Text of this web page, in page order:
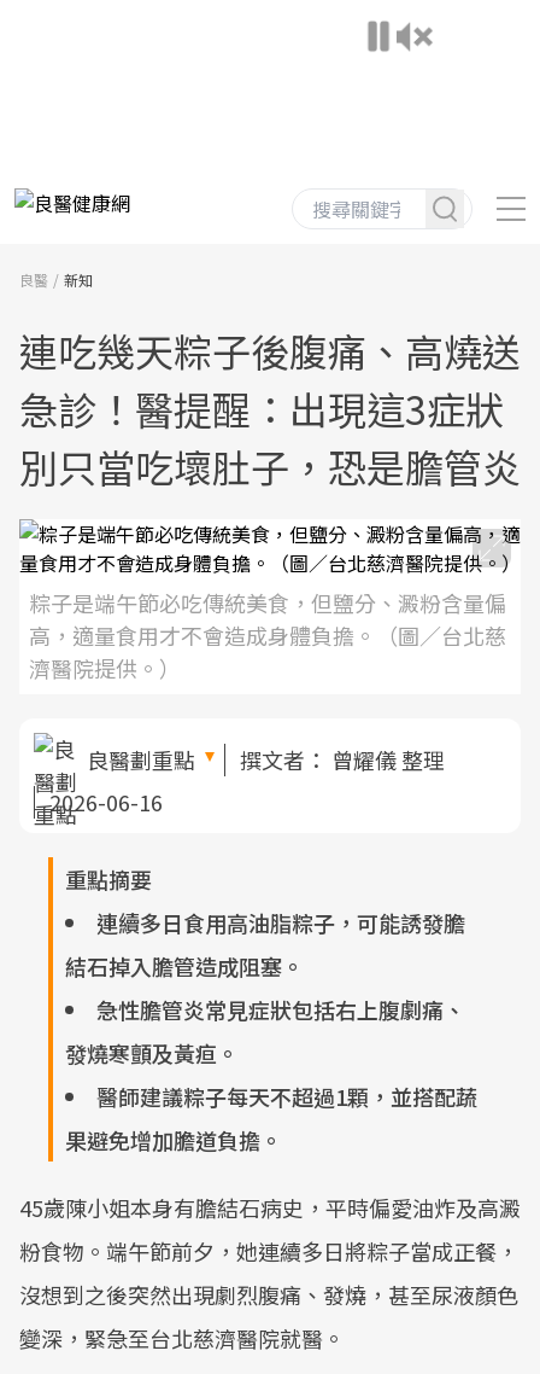
良醫 新知
連吃幾天粽子後腹痛、高燒送
急診！醫提醒：出現這3症狀
別只當吃壞肚子，恐是膽管炎
粽子是端午節必吃傳統美食，但鹽分、澱粉含量偏
高，適量食用才不會造成身體負擔。（圖／台北慈
濟醫院提供。）
良醫劃重點 撰文者： 曾耀儀 整理
2026-06-16
重點摘要
連續多日食用高油脂粽子，可能誘發膽
結石掉入膽管造成阻塞。
急性膽管炎常見症狀包括右上腹劇痛、
發燒寒顫及黃疸。
醫師建議粽子每天不超過1顆，並搭配蔬
果避免增加膽道負擔。
45歲陳小姐本身有膽結石病史，平時偏愛油炸及高澱
粉食物。端午節前夕，她連續多日將粽子當成正餐，
沒想到之後突然出現劇烈腹痛、發燒，甚至尿液顏色
變深，緊急至台北慈濟醫院就醫。